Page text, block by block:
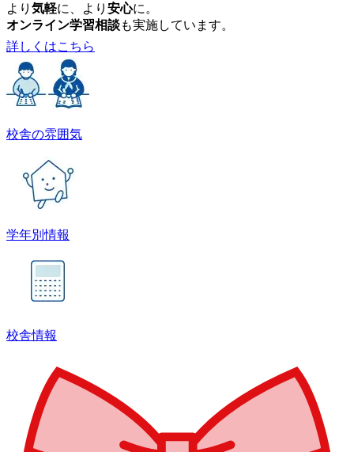
より 気軽に、より 安心に。
オンライン学習相談も実施しています。
詳しくはこちら
校舎の雰囲気
学年別情報
校舎情報